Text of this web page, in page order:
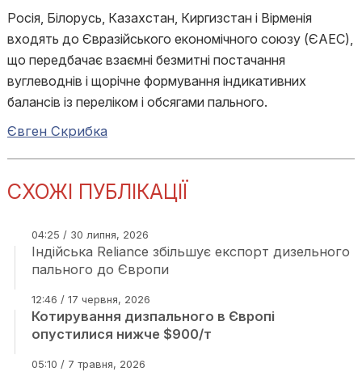
Росія, Білорусь, Казахстан, Киргизстан і Вірменія
входять до Євразійського економічного союзу (ЄАЕС),
що передбачає взаємні безмитні постачання
вуглеводнів і щорічне формування індикативних
балансів із переліком і обсягами пального.
Євген Скрибка
СХОЖІ ПУБЛІКАЦІЇ
04:25 / 30 липня, 2026
Індійська Reliance збільшує експорт дизельного
пального до Європи
12:46 / 17 червня, 2026
Котирування дизпального в Європі
опустилися нижче $900/т
05:10 / 7 травня, 2026